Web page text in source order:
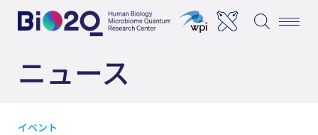
ニュース
イベント